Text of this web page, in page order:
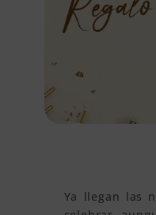
Ya llegan las